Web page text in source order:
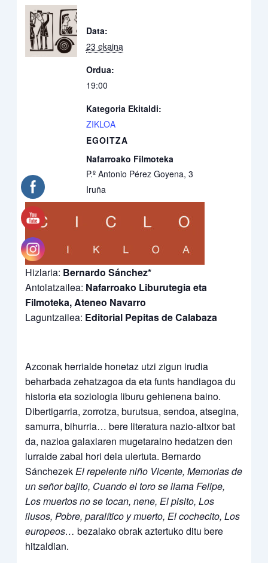
Data:
23 ekaina
Ordua:
19:00
Kategoria Ekitaldi:
ZIKLOA
EGOITZA
Nafarroako Filmoteka
P.º Antonio Pérez Goyena, 3
Iruña
Hizlaria: Bernardo Sánchez*
Antolatzailea: Nafarroako Liburutegia eta
Filmoteka, Ateneo Navarro
Laguntzailea: Editorial Pepitas de Calabaza
Azconak herrialde honetaz utzi zigun irudia
beharbada zehatzagoa da eta funts handiagoa du
historia eta soziologia liburu gehienena baino.
Dibertigarria, zorrotza, burutsua, sendoa, atsegina,
samurra, bihurria… bere literatura nazio-altxor bat
da, nazioa galaxiaren mugetaraino hedatzen den
lurralde zabal hori dela ulertuta. Bernardo
SánchezekEl repelente niño Vicente, Memorias de
un señor bajito, Cuando el toro se llama Felipe,
Los muertos no se tocan, nene, El pisito, Los
ilusos, Pobre, paralítico y muerto, El cochecito, Los
europeos…bezalako obrak aztertuko ditu bere
hitzaldian.